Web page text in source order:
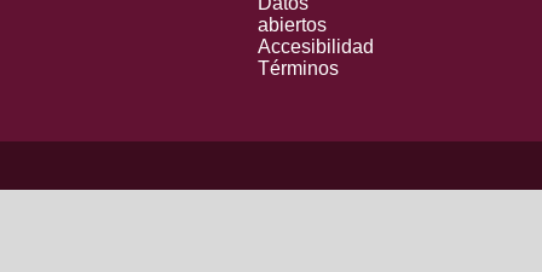
abiertos
Accesibilidad
Términos